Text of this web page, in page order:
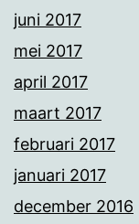
juni 2017
mei 2017
april 2017
maart 2017
februari 2017
januari 2017
december 2016